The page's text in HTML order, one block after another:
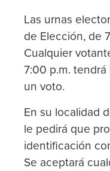
Las urnas
de Elección, de
Cualquier
7:00 p.m.
un voto.
En su localidad
le pedirá que
identificación
Se aceptará